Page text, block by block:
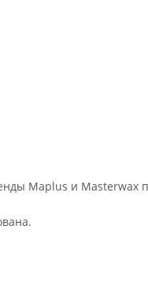
Maplus и Masterwax